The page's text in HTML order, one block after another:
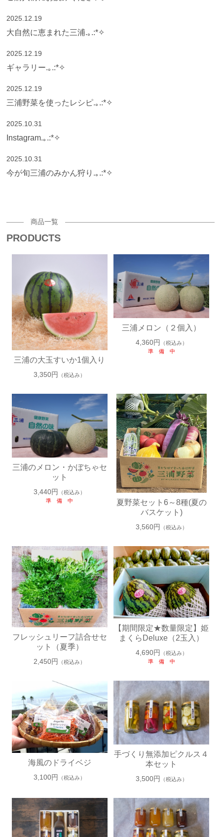
2025.12.19
大自然に恵まれた三浦.｡.:*✧
2025.12.19
ギャラリー.｡.:*✧
2025.12.19
三浦野菜を使ったレシピ.｡.:*✧
2025.10.31
Instagram.｡.:*✧
2025.10.31
今が旬三浦のみかん狩り.｡.:*✧
商品一覧
PRODUCTS
三浦の大玉すいか1個入り
3,350円 （税込み）
三浦メロン（２個入）
4,360円
（税込み）
準 備 中
3
三浦のメロン・かぼちゃセ
ット
3,440円
（税込み）
準 備 中
4
夏野菜セット6～8種(夏の
バスケット)
3,560円 （税込み）
5
フレッシュリーフ詰合せセ
ット（夏季）
2,450円 （税込み）
6
【期間限定★数量限定】姫
まくらDeluxe（2玉入）
4,690円
（税込み）
準 備 中
海風のドライベジ
3,100円 （税込み）
8
手づくり無添加ピクルス４
本セット
3,500円 （税込み）
10